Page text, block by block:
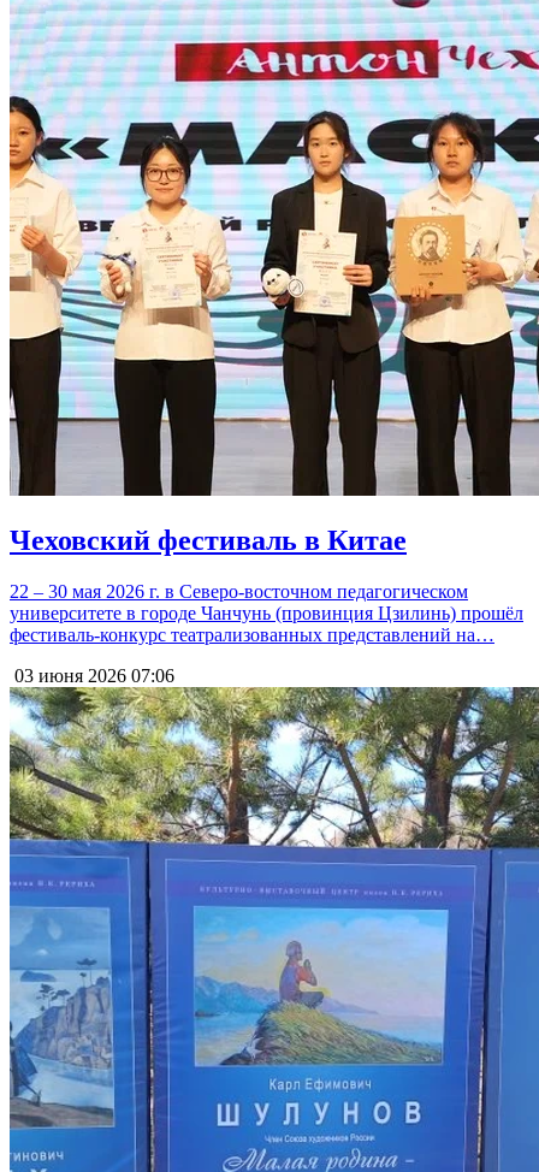
Чеховский фестиваль в Китае
22 – 30 мая 2026 г. в Северо-восточном педагогическом
университете в городе Чанчунь (провинция Цзилинь) прошёл
фестиваль-конкурс театрализованных представлений на…
03 июня 2026 07:06